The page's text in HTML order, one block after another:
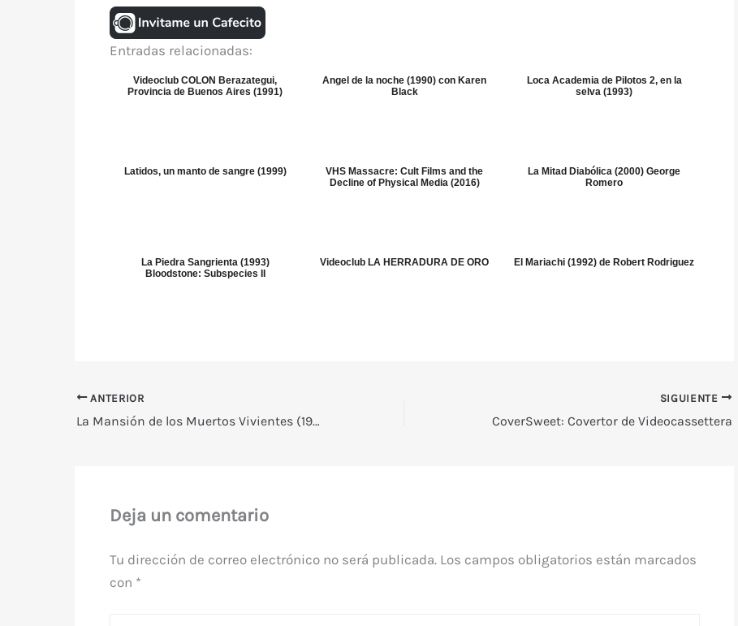
Entradas relacionadas:
Videoclub COLON Berazategui,
Provincia de Buenos Aires (1991)
Angel de la noche (1990) con Karen
Black
Loca Academia de Pilotos 2, en la
selva (1993)
Latidos, un manto de sangre (1999)
VHS Massacre: Cult Films and the
Decline of Physical Media (2016)
La Mitad Diabólica (2000) George
Romero
La Piedra Sangrienta (1993)
Bloodstone: Subspecies II
Videoclub LA HERRADURA DE ORO El Mariachi (1992) de Robert Rodriguez
ANTERIOR
La Mansión de los Muertos Vivientes (1973)
SIGUIENTE
CoverSweet: Covertor de Videocassettera
Deja un comentario
Tu dirección de correo electrónico no será publicada. Los campos obligatorios están marcados
con *